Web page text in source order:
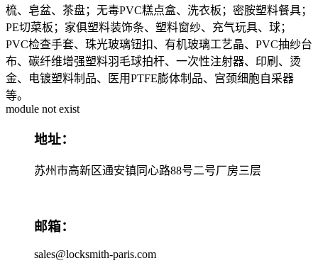
梳、皂盆、茶盘；无毒PVC糕点盒、洗衣板；密胺塑料餐具；
PE切菜板；家俱塑料装饰条、塑料窗纱、充气玩具、球；
PVC检查手套、珠光玻璃钮扣、有机玻璃工艺晶、PVC抽纱台
布、碳纤维增强塑料羽毛球拍杆、一次性注射器、印刷、烫
金、电镀塑料制品、医用PTFE膨体制品、宫颈细胞自采器
等。
module not exist
地址：
苏州市高新区通安镇同心路88号二号厂房三层
邮箱：
sales@locksmith-paris.com